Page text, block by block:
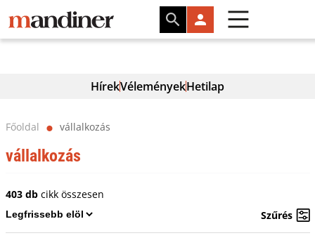
HírekVéleményekHetilap
Főoldal ⬤ vállalkozás
vállalkozás
403 dbcikk összesen
Szűrés